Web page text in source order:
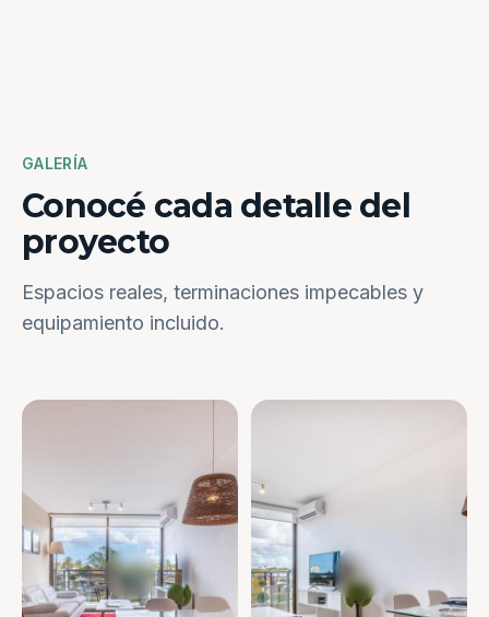
GALERÍA
Conocé cada detalle del
proyecto
Espacios reales, terminaciones impecables y
equipamiento incluido.